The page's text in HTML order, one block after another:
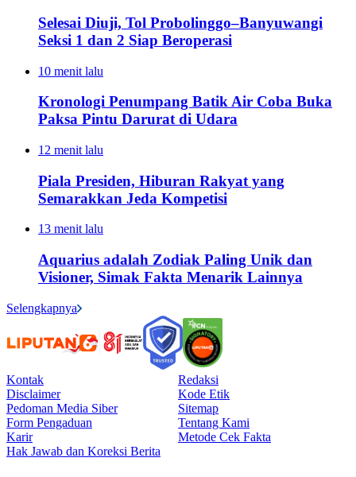
Selesai Diuji, Tol Probolinggo–Banyuwangi
Seksi 1 dan 2 Siap Beroperasi
10 menit lalu
Kronologi Penumpang Batik Air Coba Buka
Paksa Pintu Darurat di Udara
12 menit lalu
Piala Presiden, Hiburan Rakyat yang
Semarakkan Jeda Kompetisi
13 menit lalu
Aquarius adalah Zodiak Paling Unik dan
Visioner, Simak Fakta Menarik Lainnya
Selengkapnya
Kontak
Redaksi
Disclaimer
Kode Etik
Pedoman Media Siber
Sitemap
Form Pengaduan
Tentang Kami
Karir
Metode Cek Fakta
Hak Jawab dan Koreksi Berita